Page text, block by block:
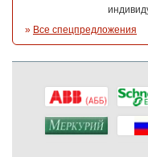
» Все спецпредложения